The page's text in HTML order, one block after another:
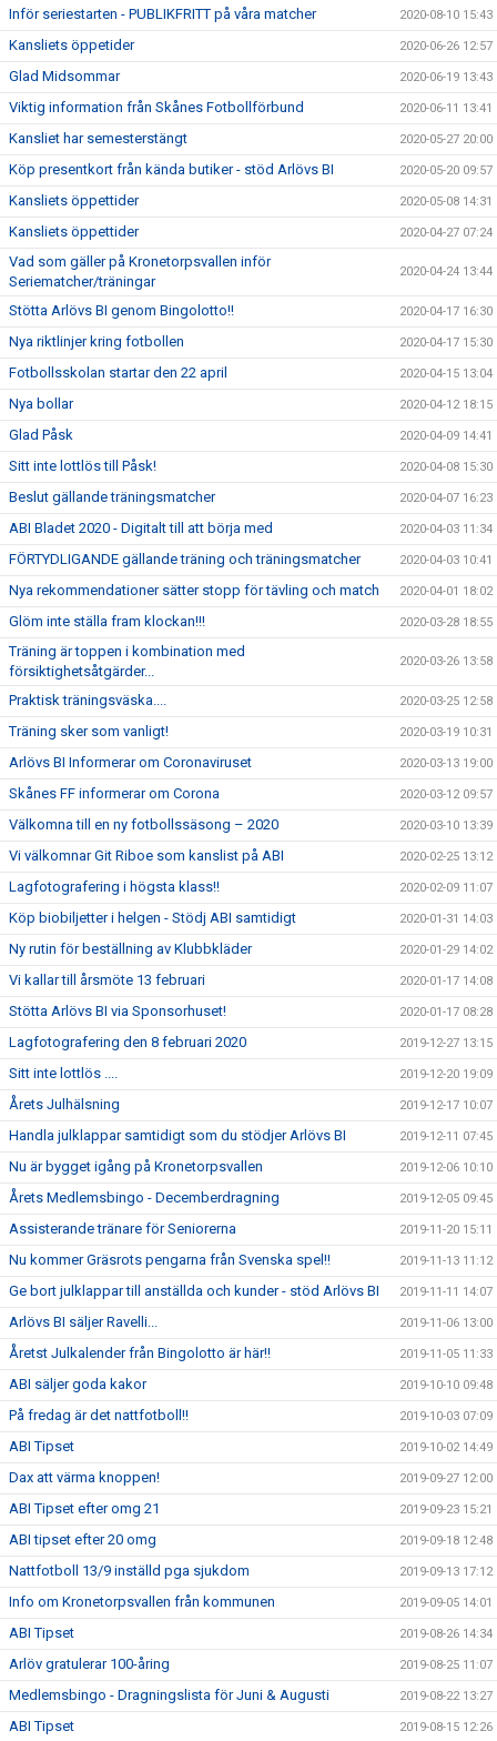
Inför seriestarten - PUBLIKFRITT på våra matcher 2020-08-10 15:43
Kansliets öppetider 2020-06-26 12:57
Glad Midsommar 2020-06-19 13:43
Viktig information från Skånes Fotbollförbund 2020-06-11 13:41
Kansliet har semesterstängt 2020-05-27 20:00
Köp presentkort från kända butiker - stöd Arlövs BI 2020-05-20 09:57
Kansliets öppettider 2020-05-08 14:31
Kansliets öppettider 2020-04-27 07:24
Vad som gäller på Kronetorpsvallen inför
Seriematcher/träningar
2020-04-24 13:44
Stötta Arlövs BI genom Bingolotto!! 2020-04-17 16:30
Nya riktlinjer kring fotbollen 2020-04-17 15:30
Fotbollsskolan startar den 22 april 2020-04-15 13:04
Nya bollar 2020-04-12 18:15
Glad Påsk 2020-04-09 14:41
Sitt inte lottlös till Påsk! 2020-04-08 15:30
Beslut gällande träningsmatcher 2020-04-07 16:23
ABI Bladet 2020 - Digitalt till att börja med 2020-04-03 11:34
FÖRTYDLIGANDE gällande träning och träningsmatcher 2020-04-03 10:41
Nya rekommendationer sätter stopp för tävling och match 2020-04-01 18:02
Glöm inte ställa fram klockan!!! 2020-03-28 18:55
Träning är toppen i kombination med
försiktighetsåtgärder...
2020-03-26 13:58
Praktisk träningsväska.... 2020-03-25 12:58
Träning sker som vanligt! 2020-03-19 10:31
Arlövs BI Informerar om Coronaviruset 2020-03-13 19:00
Skånes FF informerar om Corona 2020-03-12 09:57
Välkomna till en ny fotbollssäsong – 2020 2020-03-10 13:39
Vi välkomnar Git Riboe som kanslist på ABI 2020-02-25 13:12
Lagfotografering i högsta klass!! 2020-02-09 11:07
Köp biobiljetter i helgen - Stödj ABI samtidigt 2020-01-31 14:03
Ny rutin för beställning av Klubbkläder 2020-01-29 14:02
Vi kallar till årsmöte 13 februari 2020-01-17 14:08
Stötta Arlövs BI via Sponsorhuset! 2020-01-17 08:28
Lagfotografering den 8 februari 2020 2019-12-27 13:15
Sitt inte lottlös .... 2019-12-20 19:09
Årets Julhälsning 2019-12-17 10:07
Handla julklappar samtidigt som du stödjer Arlövs BI 2019-12-11 07:45
Nu är bygget igång på Kronetorpsvallen 2019-12-06 10:10
Årets Medlemsbingo - Decemberdragning 2019-12-05 09:45
Assisterande tränare för Seniorerna 2019-11-20 15:11
Nu kommer Gräsrots pengarna från Svenska spel!! 2019-11-13 11:12
Ge bort julklappar till anställda och kunder - stöd Arlövs BI 2019-11-11 14:07
Arlövs BI säljer Ravelli... 2019-11-06 13:00
Åretst Julkalender från Bingolotto är här!! 2019-11-05 11:33
ABI säljer goda kakor 2019-10-10 09:48
På fredag är det nattfotboll!! 2019-10-03 07:09
ABI Tipset 2019-10-02 14:49
Dax att värma knoppen! 2019-09-27 12:00
ABI Tipset efter omg 21 2019-09-23 15:21
ABI tipset efter 20 omg 2019-09-18 12:48
Nattfotboll 13/9 inställd pga sjukdom 2019-09-13 17:12
Info om Kronetorpsvallen från kommunen 2019-09-05 14:01
ABI Tipset 2019-08-26 14:34
Arlöv gratulerar 100-åring 2019-08-25 11:07
Medlemsbingo - Dragningslista för Juni & Augusti 2019-08-22 13:27
ABI Tipset 2019-08-15 12:26